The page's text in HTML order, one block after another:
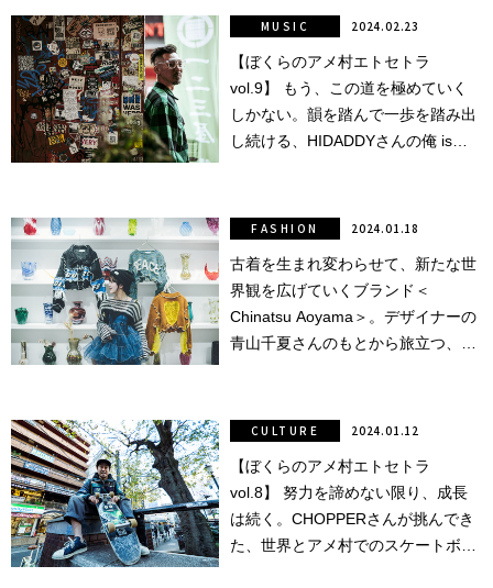
【ぼくらのアメ村エトセトラ
vol.9】 もう、この道を極めていく
しかない。韻を踏んで一歩を踏み出
し続ける、HIDADDYさんの俺 is
MUSIC 2024.02.23
古着を生まれ変わらせて、新たな世
界観を広げていくブランド＜
Chinatsu Aoyama＞。デザイナーの
青山千夏さんのもとから旅立つ、1
FASHION 2024.01.18
【ぼくらのアメ村エトセトラ
vol.8】 努力を諦めない限り、成長
は続く。CHOPPERさんが挑んでき
た、世界とアメ村でのスケートボー
CULTURE 2024.01.12